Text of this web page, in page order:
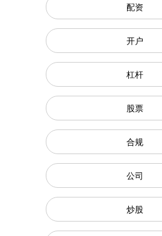
配资
开户
杠杆
股票
合规
公司
炒股